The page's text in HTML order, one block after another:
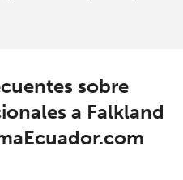
29 min por ⁦$10⁩sobre
a Falkland